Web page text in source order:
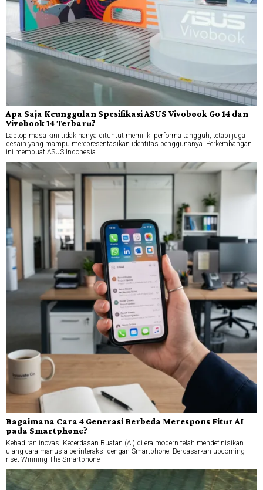
Apa Saja Keunggulan Spesifikasi ASUS Vivobook Go 14 dan
Vivobook 14 Terbaru?
Laptop masa kini tidak hanya dituntut memiliki performa tangguh, tetapi juga
desain yang mampu merepresentasikan identitas penggunanya. Perkembangan
ini membuat ASUS Indonesia
Bagaimana Cara 4 Generasi Berbeda Merespons Fitur AI
pada Smartphone?
Kehadiran inovasi Kecerdasan Buatan (AI) di era modern telah mendefinisikan
ulang cara manusia berinteraksi dengan Smartphone. Berdasarkan upcoming
riset Winning The Smartphone